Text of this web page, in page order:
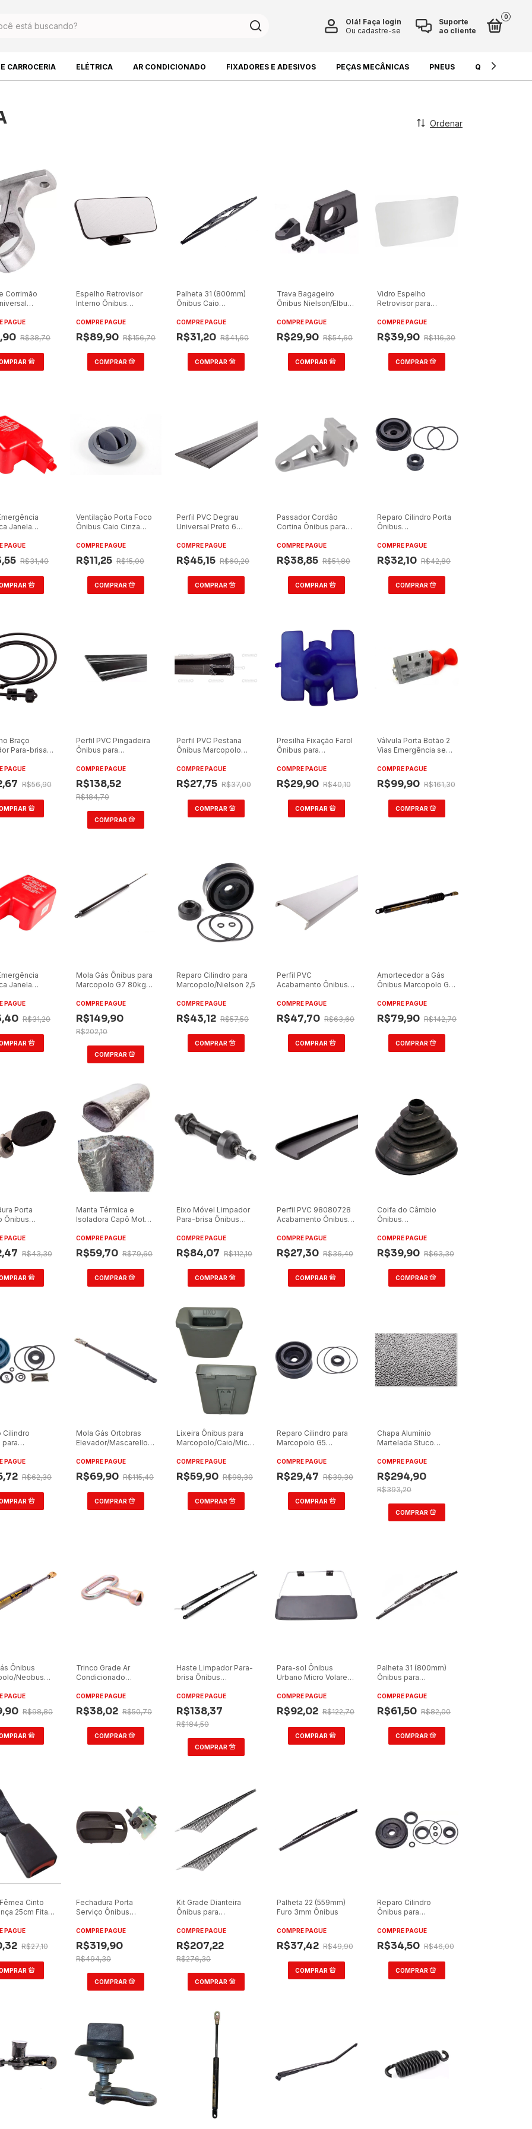
Suporte
ao cliente
Olá! Faça login
Ou cadastre-se
0
CARROCERIA ELÉTRICA AR CONDICIONADO FIXADORES E ADESIVOS PEÇAS MECÂNICAS PNEUS QUÍMICOS E
Ordenar
Corrimão
PAGUE
R$38,70
Espelho Retrovisor
Interno Ônibus
24x10cm Convexo
COMPRE PAGUE
R$89,90 R$156,70
Palheta 31 (800mm)
Ônibus Caio
COMPRE PAGUE
R$31,20 R$41,60
Trava Bagageiro
Ônibus Nielson/Elbuss
COMPRE PAGUE
R$29,90 R$54,60
Vidro Espelho
Retrovisor para
33x20cm
COMPRE PAGUE
R$39,90 R$116,30
Janela
2016 Lado
Original
PAGUE
R$31,40
Ventilação Porta Foco
Ônibus Caio Cinza
COMPRE PAGUE
R$11,25 R$15,00
Perfil PVC Degrau
Universal Preto 6
COMPRE PAGUE
R$45,15 R$60,20
Passador Cordão
Cortina Ônibus para
com 10)
COMPRE PAGUE
R$38,85 R$51,80
Reparo Cilindro Porta
Ônibus
COMPRE PAGUE
R$32,10 R$42,80
Braço
Para-brisa
Urbano 4
PAGUE
R$56,90
Perfil PVC Pingadeira
Ônibus para
COMPRE PAGUE
R$138,52
R$184,70
Perfil PVC Pestana
Ônibus Marcopolo
Citmax 3m
COMPRE PAGUE
R$27,75 R$37,00
Presilha Fixação Farol
Ônibus para
COMPRE PAGUE
R$29,90 R$40,10
Válvula Porta Botão 2
Vias Emergência sem
COMPRE PAGUE
R$99,90 R$161,30
Janela
2016 Lado
PAGUE
R$31,20
Mola Gás Ônibus para
Marcopolo G7 80kg
COMPRE PAGUE
R$149,90
R$202,10
Reparo Cilindro para
Marcopolo/Nielson 2,5
COMPRE PAGUE
R$43,12 R$57,50
Perfil PVC
Acabamento Ônibus
2007/2008 Teto Cinza
6m
COMPRE PAGUE
R$47,70 R$63,60
Amortecedor a Gás
Ônibus Marcopolo GV
COMPRE PAGUE
R$79,90 R$142,70
Porta
Ônibus
PAGUE
R$43,30
Manta Térmica e
Isoladora Capô Motor
Antichama
COMPRE PAGUE
R$59,70 R$79,60
Eixo Móvel Limpador
Para-brisa Ônibus
Road
COMPRE PAGUE
R$84,07 R$112,10
Perfil PVC 98080728
Acabamento Ônibus
COMPRE PAGUE
R$27,30 R$36,40
Coifa do Câmbio
Ônibus
COMPRE PAGUE
R$39,90 R$63,30
Cilindro
para
2,5
PAGUE
R$62,30
Mola Gás Ortobras
Elevador/Mascarello
Terminal
COMPRE PAGUE
R$69,90 R$115,40
Lixeira Ônibus para
Marcopolo/Caio/Micro
Suporte
COMPRE PAGUE
R$59,90 R$98,30
Reparo Cilindro para
Marcopolo G5
Grosso
COMPRE PAGUE
R$29,47 R$39,30
Chapa Alumínio
Martelada Stuco
0,50mm
COMPRE PAGUE
R$294,90
R$393,20
Ônibus
Neobus
Standard
PAGUE
R$98,80
Trinco Grade Ar
Condicionado
Triângulo)
COMPRE PAGUE
R$38,02 R$50,70
Haste Limpador Para-
brisa Ônibus
COMPRE PAGUE
R$138,37
R$184,50
Para-sol Ônibus
Urbano Micro Volare
COMPRE PAGUE
R$92,02 R$122,70
Palheta 31 (800mm)
Ônibus para
Marcopolo/Caio
COMPRE PAGUE
R$61,50 R$82,00
Cinto
25cm Fita
PAGUE
R$27,10
Fechadura Porta
Serviço Ônibus
COMPRE PAGUE
R$319,90
R$494,30
Kit Grade Dianteira
Ônibus para
Lado Direito/Lado
Esquerdo
COMPRE PAGUE
R$207,22
R$276,30
Palheta 22 (559mm)
Furo 3mm Ônibus
COMPRE PAGUE
R$37,42 R$49,90
Reparo Cilindro
Ônibus para
2,5
COMPRE PAGUE
R$34,50 R$46,00